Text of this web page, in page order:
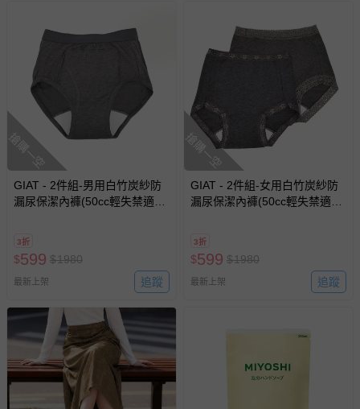
搶購一空
GIAT - 2件組-男用白竹炭紗防
漏尿保潔內褲(50cc輕失禁適
3折
$599 $1980
最新上架 追蹤
搶購一空
GIAT - 2件組-女用白竹炭紗防
漏尿保潔內褲(50cc輕失禁適
3折
$599 $1980
最新上架 追蹤